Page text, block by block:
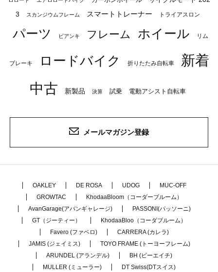
3
スカンジウムフレーム スマートトレーナー トライアスロン
パーツ ビアンキ フレーム ホイール リム
ブレーキ ロードバイク 折りたたみ自転車
新着
中古
新製品 決算 試乗 電動アシスト自転車
メールマガジン登録
OAKLEY DE ROSA UDOG
MUC-OFF
GROWTAC
KhodaaBloom（コーダーブルーム）
AvanGarage(アバンギャレージ)
PASSONI(パッソーニ)
GT（ジーティー）
KhodaaBloo（コーダブルーム）
Favero (ファベロ)
CARRERA (カレラ)
JAMIS (ジェイミス)
TOYO FRAME (トーヨーフレーム)
ARUNDEL (アランデル)
BH (ビーエイチ)
MULLER (ミューラー)
DT Swiss(DTスイス)